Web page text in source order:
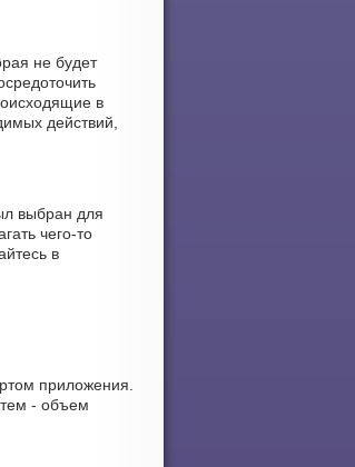
не будет
в
действий,
выбран для
чего-то
в
приложения.
- объем